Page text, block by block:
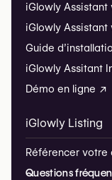
iGlowly Assistant
iGlowly Assistant
Guide
iGlowly Assitant
Démo en ligne ↗
iGlowly Listing
Référencer votre
Questions